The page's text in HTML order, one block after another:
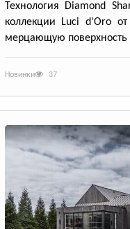
Технология Diamond
коллекции Luci d'Oro
мерцающую поверхность
Новинки 37